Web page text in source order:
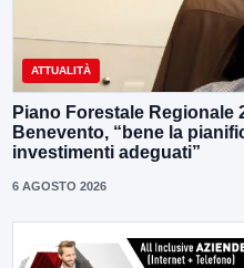
ATTUALITÀ
Piano Forestale Regionale
Benevento, “bene la
investimenti adeguati”
6 AGOSTO 2026